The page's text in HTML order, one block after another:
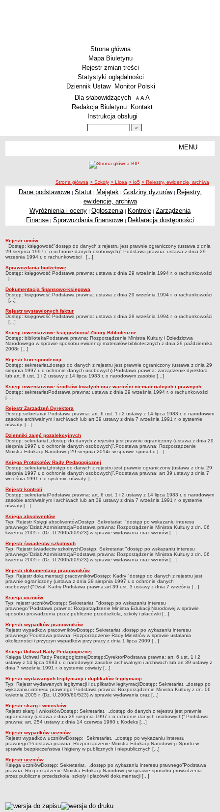
Strona główna
Mapa Biuletynu
Rejestr zmian treści
Statystyki oglądalności
Dziennik Ustaw
Monitor Polski
Menu dodatkowe
Dla słabowidzących A pomniejsz czcionkę
A standardowy rozmiar czcionki
A
Redakcja Biuletynu
Kontakt
Instrukcja obsługi
MENU
Zespoły Szkół
Techniczne Zakłady Naukowe
PRZEDSZKOLA
ARCHIWUM SZKÓŁ I PLACÓWEK
Zlikwidowane gimnazja
Przekształcone szkoły i placówki
Wielofunkcyjna Placówka
SPECJALNE OŚRODKI SZKOLNO-WYCHOWAWCZE
Specjalny Ośrodek nr 1
Specjalny Ośrodek nr 5
BURSA MIEJSKA
Dane podstawowe
Statut
Majątek
Godziny dyżurów
Ogłoszenie
Kontrole
Rejestry, ewidencje, archiwa
Sprawozdania
Deklaracja dostępności
PORADNIE PSYCHOLOGICZNO-PEDAGOGICZNE
Zespół Poradni
BIURO FINANSÓW OŚWIATY
Dane podstawowe
Statut
Majątek
Godziny dyżurów
Ogłoszenia
Zarządzenia
Rejestry, ewidencje, archiwa
Kontrole
PONOWNE WYKORZYSTYWANIE
Sprawozdania
DEKLARACJA DOSTĘPNOŚCI
OŚWIADCZENIA MAJĄTKOWE
PONOWNE WYKORZYSTYWANIE
UDOSTĘPNIANIE INFORMACJI PUBLICZNEJ
OCHRONA DANYCH OSOBOWYCH
ścieżka nawigacji
Strona główna > Szkoły > Licea > lo5 > Rejestry, ewidencje, archiwa
Rejestry, ewidencje, archiwa
Dane podstawowe| Statut| Majątek | Godziny dyżurów| Rejestry,
ewidencje, archiwa
Wyróżnienia i oceny | Ogłoszenia | Kontrole | Zarządzenia
Finanse | Sprawozdania finansowe | Deklaracja dostępności
Rejestry, ewidencje, archiwa
Rejestr umów
Dostęp: księgowość"dostęp do danych z rejestru jest prawnie ograniczony (ustawa z dnia
29 sierpnia 1997 r. o ochronie danych osobowych)" Podstawa prawna: ustawa z dnia 29
września 1994 r. o rachunkowości [...]
Sprawozdania budżetowe
Dostęp: księgowość Podstawa prawna: ustawa z dnia 29 września 1994 r. o rachunkowości
[...]
Dokumentacja finansowo-księgowa
Dostęp: księgowość Podstawa prawna: ustawa z dnia 29 września 1994 r. o rachunkowości
[...]
Rejestr wystawionych faktur
Dostęp: księgowość Podstawa prawna: ustawa z dnia 29 września 1994 r. o rachunkowości
[...]
Księgi inwentarzowe księgozbioru/ Zbiory Biblioteczne
Dostęp: bibliotekaPodstawa prawna: Rozporządzenie Ministra Kultury i Dziedzictwa
Narodowego w sprawie sposobu ewidencji materiałów bibliotecznych z dnia 29 października
2008r. [...]
Rejestr korespondencji
Dostęp: sekretariat„dostęp do danych z rejestru jest prawnie ograniczony (ustawa z dnia 29
sierpnia 1997 r. o ochronie danych osobowych).Podstawa prawna: zarządzenie dyrektora
lub art. 6 ust. 1 i 2 ustawy z 14 lipca 1983 r. o narodowym zasobie [...]
Księgi inwentarzowe środków trwałych oraz wartości niematerialnych i prawnych
Dostęp: sekretariatPodstawa prawna: ustawa z dnia 29 września 1994 r. o rachunkowości
[...]
Rejestr Zarządzeń Dyrektora
Dostęp:sekretariat Podstawa prawna: art. 6 ust. 1 i 2 ustawy z 14 lipca 1983 r. o narodowym
zasobie archiwalnym i archiwach lub art 39 ustawy z dnia 7 września 1991 r. o systemie
oświaty. [...]
Dzienniki zajęć pozalekcyjnych
Dostęp: sekretariat „dostęp do danych z rejestru jest prawnie ograniczony (ustawa z dnia 29
sierpnia 1997 r. o ochronie danych osobowych)”.Podstawa prawna: Rozporządzenie
Ministra Edukacji Narodowej 29 sierpnia 2014r. w sprawie sposobu [...]
Księga Protokołów Rady Pedagogicznej
Dostęp: sekretariat„dostęp do danych z rejestru jest prawnie ograniczony (ustawa z dnia 29
sierpnia 1997 r. o ochronie danych osobowych)”.Podstawa prawna: art 39 ustawy z dnia 7
września 1991 r. o systemie oświaty. [...]
Rejestr kontroli
Dostęp: sekretariatPodstawa prawna: art. 6 ust. 1 i 2 ustawy z 14 lipca 1983 r. o narodowym
zasobie archiwalnym i archiwach lub art 39 ustawy z dnia 7 września 1991 r. o systemie
oświaty [...]
Księga absolwentów
Typ: Rejestr Księgi absolwentówDostęp: Sekretariat "dostęp po wskazaniu interesu
prawnego"Dział: AdministracjaPodstawa prawna: Rozporządzenie Ministra Kultury z dn. 06
kwietnia 2005 r. (Dz. U.2005/60/523) w sprawie wydawania oraz wzorów [...]
Rejestr świadectw szkolnych
Typ: Rejestr świadectw szkolnychDostęp: Sekretariat "dostęp po wskazaniu interesu
prawnego"Dział: AdministracjaPodstawa prawna: Rozporządzenie Ministra Kultury z dn. 06
kwietnia 2005 r. (Dz. U.2005/60/523) w sprawie wydawania oraz wzorów [...]
Rejestr dokumentacji pracowników
Typ: Rejestr dokumentacji pracownikówDostęp: Kadry "dostęp do danych z rejestru jest
prawnie ograniczony (ustawa z dnia 29 sierpnia 1997 r. o ochronie danych
osobowych)"Dział: Kadry Podstawa prawna:art 39 ust. 3 ustawy z dnia 7 września [...]
Księga uczniów
Typ: rejestr uczniówDostęp: Sekretariat "dostęp po wskazaniu interesu
prawnego"Podstawa prawna: Rozporządzenie Ministra Edukacji Narodowej w sprawie
sposobu prowadzenia przez publiczne przedszkola, szkoły i placówki [...]
Rejestr wypadków pracowników
Rejestr wypadków pracownikówDostęp: Sekretariat „dostęp po wykazaniu interesu
prawnego”Podstawa prawna: Rozporządzenie Rady Ministrów w sprawie ustalania
okoliczności i przyczyn wypadków przy pracy z dnia 1 lipca 2009 [...]
Księga Uchwał Rady Pedagogicznej
Księga Uchwał Rady PedagogicznejDostęp:DyrektorPodstawa prawna: art. 6 ust. 1 i 2
ustawy z 14 lipca 1983 r. o narodowym zasobie archiwalnym i archiwach lub art 39 ustawy z
dnia 7 września 1991 r. o systemie oświaty [...]
Rejestr wydawanych legitymacji i duplikatów legitymacji
Typ: Rejestr wydawanych legitymacji i duplikatów legitymacjiDostęp: Sekretariat, „dostęp po
wykazaniu interesu prawnego”Podstawa prawna: Rozporządzenie Ministra Kultury z dn. 06
kwietnia 2005 r. (Dz. U.2005/60/523) w sprawie wydawania oraz [...]
Rejestr skarg i wniosków
Rejestr skarg i wnioskówDostęp: Sekretariat, „dostęp do danych z rejestru jest prawnie
ograniczony (ustawa z dnia 29 sierpnia 1997 r. o ochronie danych osobowych)” Podstawa
prawna: art. 254 ustawy z dnia 14 czerwca 1960 r. Kodeks [...]
Rejestr wypadków uczniów
Rejestr wypadków uczniówDostęp: Sekretariat, „dostęp po wykazaniu interesu
prawnego”Podstawa prawna: Rozporządzenie Ministra Edukacji Narodowej i Sportu w
sprawie bezpieczeństwa i higieny w publicznych i niepublicznych [...]
Rejestr uczniów
Księga uczniówDostęp: Sekretariat, „dostęp po wykazaniu interesu prawnego”Podstawa
prawna: Rozporządzenie Ministra Edukacji Narodowej w sprawie sposobu prowadzenia
przez publiczne przedszkola, szkoły i placówki dokumentacji [...]
metryczka